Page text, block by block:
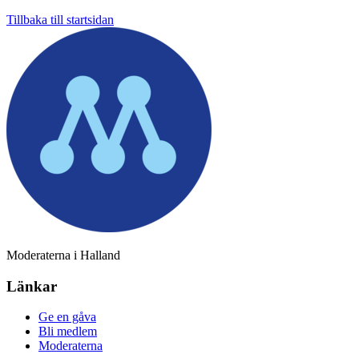
Tillbaka till startsidan
Moderaterna i Halland
Länkar
Ge en gåva
Bli medlem
Moderaterna